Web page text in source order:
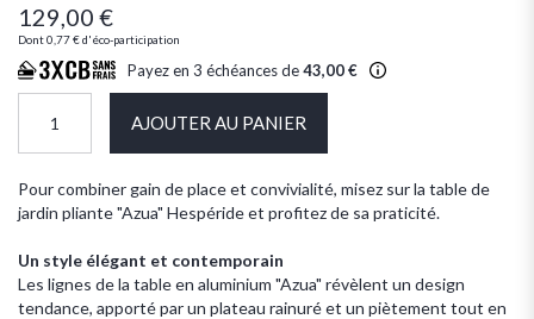
129,00 €
Dont0,77 €d'éco-participation
Payez en 3 échéances de43,00 €
AJOUTER AU PANIER
Pour combiner gain de place et convivialité, misez sur la table de
jardin pliante "Azua" Hespéride et profitez de sa praticité.
Un style élégant et contemporain
Les lignes de la table en aluminium "Azua" révèlent un design
tendance, apporté par un plateau rainuré et un piètement tout en